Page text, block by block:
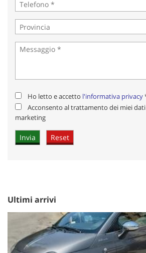
Ho letto e accetto l'informativa privacy
Acconsento al trattamento dei miei
marketing
Ultimi arrivi